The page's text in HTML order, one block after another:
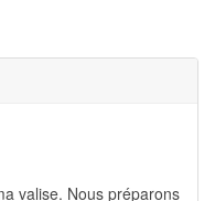
valise. Nous préparons